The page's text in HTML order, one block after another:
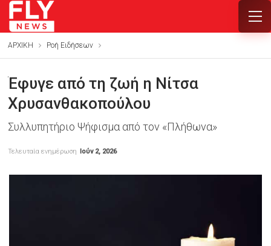
ΑΡΧΙΚΗ Ροή Ειδήσεων
Έφυγε από τη ζωή η Νίτσα
Χρυσανθακοπούλου
Συλλυπητήριο Ψήφισμα από τον «Πλήθωνα»
Τελευταία ενημέρωση Ιούν 2, 2026